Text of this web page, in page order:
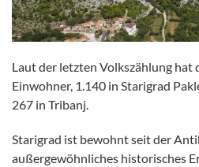
Laut der letzten Volkszählung hat
Einwohner, 1.140 in Starigrad
267 in Tribanj.
Starigrad ist bewohnt seit der
außergewöhnliches historisches